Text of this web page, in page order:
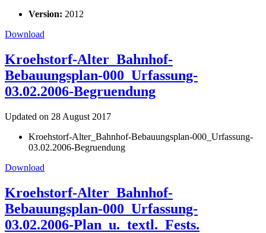
Version: 2012
Download
Kroehstorf-Alter_Bahnhof-
Bebauungsplan-000_Urfassung-
03.02.2006-Begruendung
Updated on 28 August 2017
Kroehstorf-Alter_Bahnhof-Bebauungsplan-000_Urfassung-
03.02.2006-Begruendung
Download
Kroehstorf-Alter_Bahnhof-
Bebauungsplan-000_Urfassung-
03.02.2006-Plan_u._textl._Fests.